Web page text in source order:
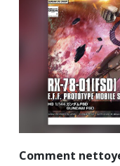
Comment